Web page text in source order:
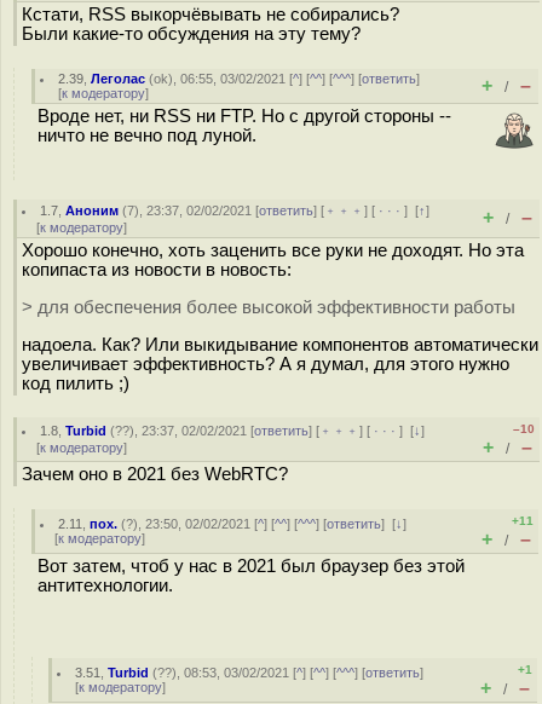
Кстати, RSS выкорчёвывать не собирались?
Были какие-то обсуждения на эту тему?
2.39 ,Леголас (ok), 06:55, 03/02/2021 [^] [^^] [^^^] [ответить]
[к модератору] + / –
Вроде нет, ни RSS ни FTP. Но с другой стороны --
ничто не вечно под луной.
1.7 ,Аноним (7), 23:37, 02/02/2021 [ответить] [ ﹢﹢﹢] [ · · ·][↑]
[к модератору] + / –
Хорошо конечно, хоть заценить все руки не доходят. Но эта
копипаста из новости в новость:
> для обеспечения более высокой эффективности работы
надоела. Как? Или выкидывание компонентов автоматически
увеличивает эффективность? А я думал, для этого нужно
код пилить ;)
1.8 ,Turbid (??), 23:37, 02/02/2021 [ответить] [ ﹢﹢﹢] [ · · ·][↓]
[к модератору]
–10
+ / –
Зачем оно в 2021 без WebRTC?
2.11 ,пох. (?), 23:50, 02/02/2021 [^] [^^] [^^^] [ответить][↓]
[к модератору]
+11
+ / –
Вот затем, чтоб у нас в 2021 был браузер без этой
антитехнологии.
3.51 ,Turbid (??), 08:53, 03/02/2021 [^] [^^] [^^^] [ответить]
[к модератору]
+1
+ / –